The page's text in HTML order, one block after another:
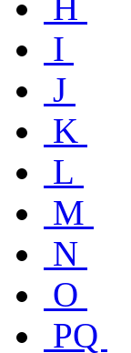
H
I
J
K
L
M
N
O
PQ